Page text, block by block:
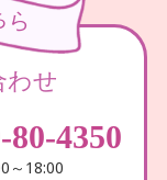
ら
わせ
80-4350
～18:00